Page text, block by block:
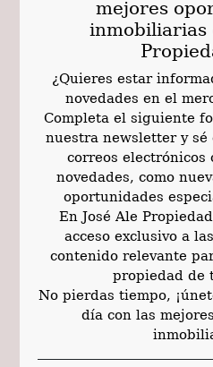
mejores
inmobiliarias
¿Quieres estar
novedades en el
Completa el siguiente
nuestra newsletter y
correos electrónicos
novedades, como
oportunidades
En José Ale
acceso exclusivo a
contenido relevante
propiedad de
No pierdas tiempo,
día con las